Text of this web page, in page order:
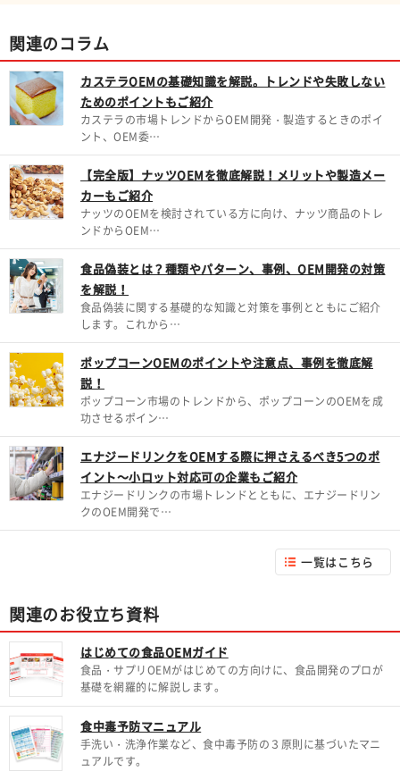
関連のコラム
カステラOEMの基礎知識を解説。トレンドや失敗しない
ためのポイントもご紹介
カステラの市場トレンドからOEM開発・製造するときのポイ
ント、OEM委…
【完全版】ナッツOEMを徹底解説！メリットや製造メー
カーもご紹介
ナッツのOEMを検討されている方に向け、ナッツ商品のトレ
ンドからOEM…
食品偽装とは？種類やパターン、事例、OEM開発の対策
を解説！
食品偽装に関する基礎的な知識と対策を事例とともにご紹介
します。これから…
ポップコーンOEMのポイントや注意点、事例を徹底解
説！
ポップコーン市場のトレンドから、ポップコーンのOEMを成
功させるポイン…
エナジードリンクをOEMする際に押さえるべき5つのポ
イント～小ロット対応可の企業もご紹介
エナジードリンクの市場トレンドとともに、エナジードリン
クのOEM開発で…
一覧はこちら
関連のお役立ち資料
はじめての食品OEMガイド
食品・サプリOEMがはじめての方向けに、食品開発のプロが
基礎を網羅的に解説します。
食中毒予防マニュアル
手洗い・洗浄作業など、食中毒予防の３原則に基づいたマニ
ュアルです。